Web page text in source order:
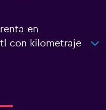
en
con kilometraje